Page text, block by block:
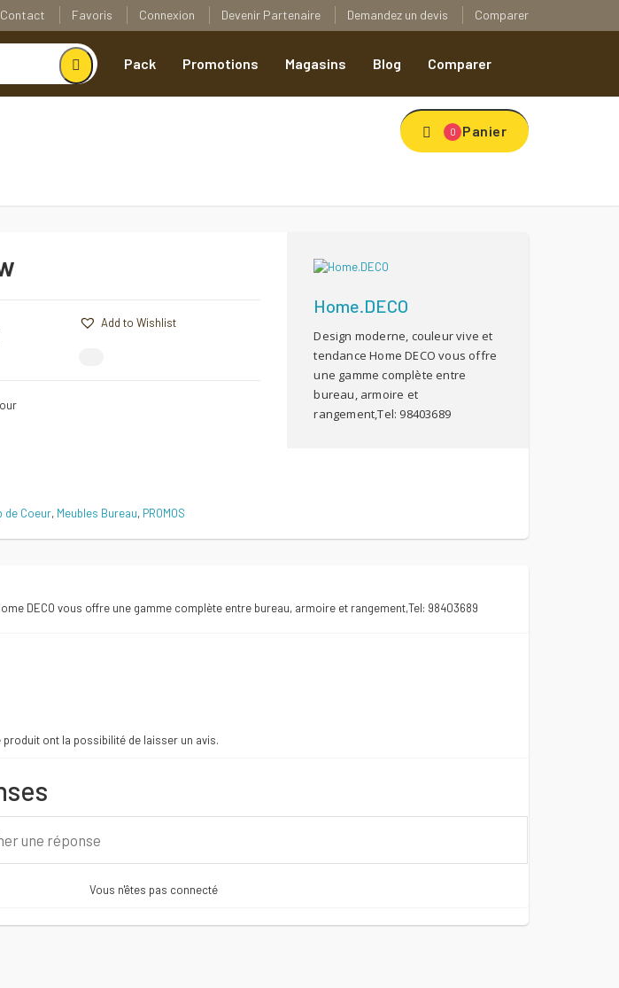
Contact Favoris Connexion Devenir Partenaire Demandez un devis Comparer
Pack Promotions Magasins Blog Comparer
0 Panier
DT.
Add to Wishlist
Add to Wishlist
de Coeur, Meubles Bureau, PROMOS
Home.DECO
Design moderne, couleur vive et
tendance Home DECO vous offre
une gamme complète entre
bureau, armoire et
rangement,Tel: 98403689
DECO vous offre une gamme complète entre bureau, armoire et rangement,Tel: 98403689
ont la possibilité de laisser un avis.
Vous n'êtes pas connecté